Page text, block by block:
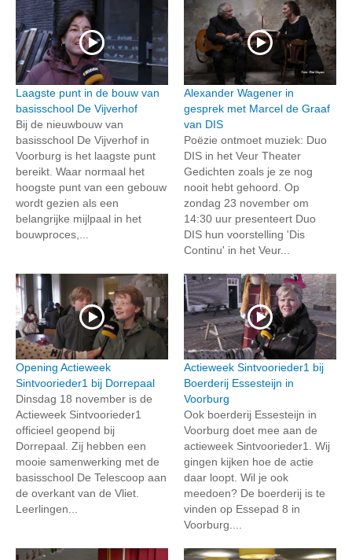
Laagste punt in de bouw van
basisschool De Vijverhof
Bij de nieuwbouw van
basisschool De Vijverhof in
Voorburg is het laagste punt
bereikt. Waar normaal het
hoogste punt van een gebouw
wordt gezien als een
belangrijke mijlpaal in het
bouwproces,...
Alexander Wagener in
gesprek met Marcel de Graaf
van DIS
Poëzie ontmoet muziek: Duo
DIS in het Veur Theater
Gedichten zoals je ze nog
nooit hebt gehoord. Op
zondag 23 november om
14:30 uur presenteert Duo
DIS hun voorstelling 'Dis
Continu' in het Veur...
Opening Actieweek
Sintvoorieder1 bij Dorrepaal
Dinsdag 18 november is de
Actieweek Sintvoorieder1
officieel geopend bij
Dorrepaal. Zij hebben een
mooie samenwerking met de
basisschool De Telescoop aan
de overkant van de Vliet.
Leerlingen...
Actieweek Sintvoorieder1 bij
Boerderij Essesteijn in
Voorburg
Ook boerderij Essesteijn in
Voorburg doet mee aan de
actieweek Sintvoorieder1. Wij
gingen kijken hoe de actie
daar loopt. Wil je ook
meedoen? De boerderij is te
vinden op Essepad 8 in
Voorburg....